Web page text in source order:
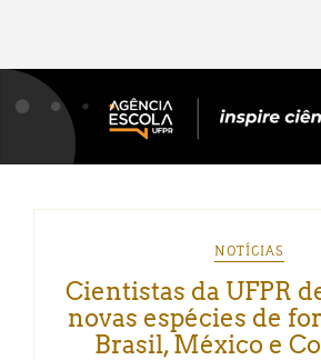
NOTÍCIAS
Cientistas da UFPR
novas espécies de
Brasil, México e